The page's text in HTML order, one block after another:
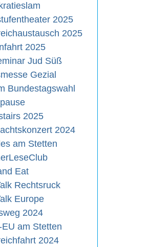
2025
2025
2025
Jud Süß
Gezial
Bundestagswahl
2025
2024
am Stetten
Eat
Rechtsruck
Europe
2024
am Stetten
2024